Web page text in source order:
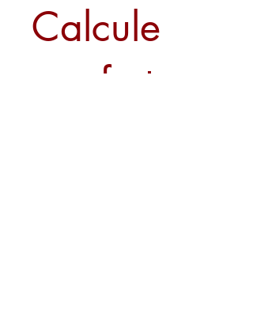
Calcule
seu frete